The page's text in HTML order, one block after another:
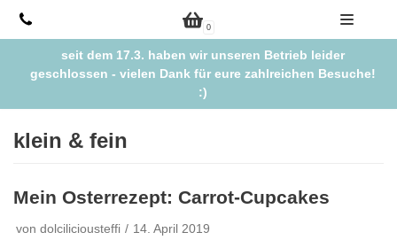
Zum
Inhalt
springen
0
seit dem 17.3. haben wir unseren Betrieb leider
geschlossen - vielen Dank für eure zahlreichen Besuche!
:)
klein & fein
Mein Osterrezept: Carrot-Cupcakes
von dolciliciousteffi 14. April 2019